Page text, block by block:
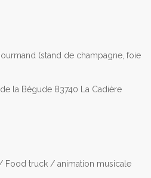
(stand de champagne, foie
la Bégude 83740 La Cadière
truck / animation musicale